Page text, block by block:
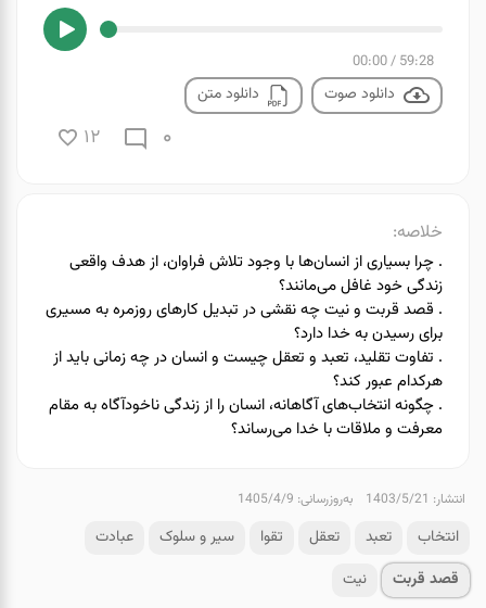
خلاصه:
. چرا بسیاری از انسان‌ها با وجود تلاش فراوان، از هدف واقعی
زندگی خود غافل می‌مانند؟
. قصد قربت و نیت چه نقشی در تبدیل کارهای روزمره به مسیری
برای رسیدن به خدا دارد؟
. تفاوت تقلید، تعبد و تعقل چیست و انسان در چه زمانی باید از
هرکدام عبور کند؟
. چگونه انتخاب‌های آگاهانه، انسان را از زندگی ناخودآگاه به مقام
معرفت و ملاقات با خدا می‌رساند؟
59:28
/
00:00
دانلود صوت دانلود متن
0
12
انتشار: 1403/5/21 به‌روزرسانی: 1405/4/9
انتخاب تعبد تعقل تقوا سیر و سلوک
عبادت
قصد قربت
نیت